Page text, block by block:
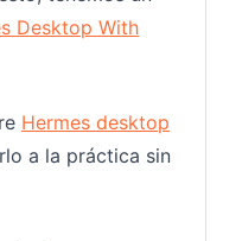
Desktop With
Hermes desktop
a la práctica sin